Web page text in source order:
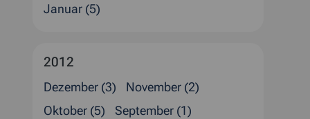
Januar (5)
2012
Dezember (3)
November (2)
Oktober (5)
September (1)